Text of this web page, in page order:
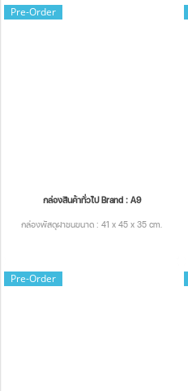
Pre-Order
กล่องสินค้าทั่วไป Brand : A9
กล่องพัสดุฝาชนขนาด : 41 x 45 x 35 cm.
Pre-Order